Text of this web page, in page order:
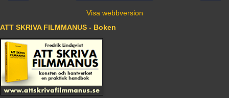
Visa webbversion
ATT SKRIVA FILMMANUS - Boken